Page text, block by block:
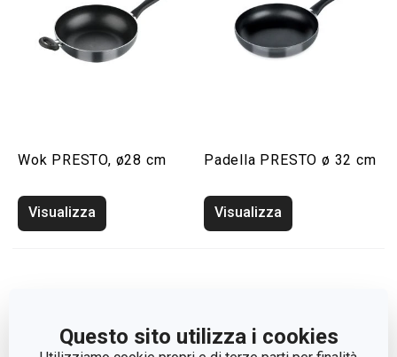
Questo sito utilizza i cookies
Wok PRESTO, ø28 cm
Visualizza
Padella PRESTO ø 32 cm
Visualizza